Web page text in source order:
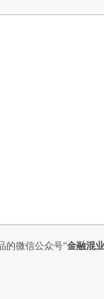
微信公众号“金融混